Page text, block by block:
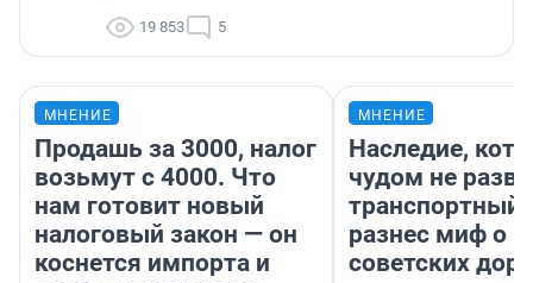
19 853 5
МНЕНИЕ
Продашь за 3000, налог
возьмут с 4000. Что
нам готовит новый
налоговый закон — он
коснется импорта и
МНЕНИЕ
Наследие,
чудом не
транспортный
разнес миф о
советских